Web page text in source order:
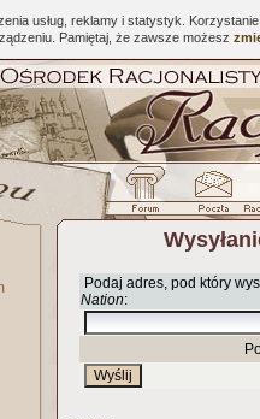
usług, reklamy i statystyk.
Pamiętaj, że zawsze możesz
Podaj adres, pod który
Nation: